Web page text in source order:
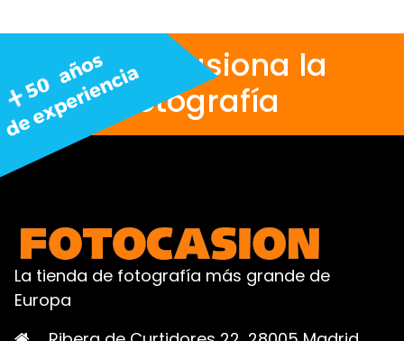
Nos apasiona la
fotografía
La tienda de fotografía más grande de
Europa